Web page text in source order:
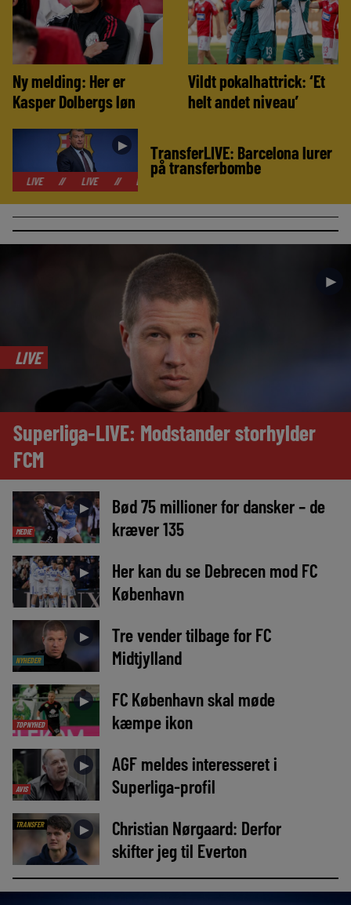
Ny melding: Her er
Kasper Dolbergs løn
Vildt pokalhattrick: ‘Et
helt andet niveau’
►
LIVE LIVE LIVE
TransferLIVE: Barcelona lurer
på transferbombe
►
LIVE
Superliga-LIVE: Modstander storhylder
FCM
MEDIE
►
Bød 75 millioner for dansker – de
kræver 135
►
Her kan du se Debrecen mod FC
København
NYHEDER
►
Tre vender tilbage for FC
Midtjylland
TOPNYHED
►
FC København skal møde
kæmpe ikon
AVIS
►
AGF meldes interesseret i
Superliga-profil
TRANSFER ►
Christian Nørgaard: Derfor
skifter jeg til Everton